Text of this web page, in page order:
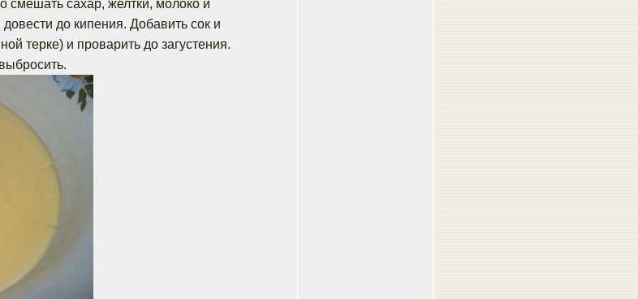
смешать сахар, желтки, молоко и
до кипения. Добавить сок и
терке) и проварить до загустения.